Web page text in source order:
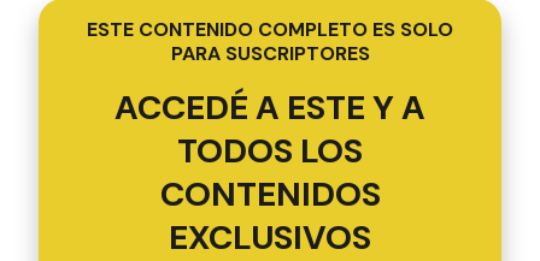
ESTE CONTENIDO COMPLETO ES SOLO
PARA SUSCRIPTORES
ACCEDÉ A ESTE Y A
TODOS LOS
CONTENIDOS
EXCLUSIVOS